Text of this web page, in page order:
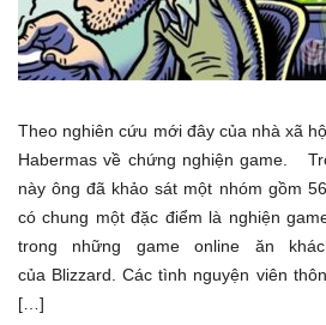
Theo nghiên cứu mới đây của nhà xã
Habermas về chứng nghiện game.
này ông đã khảo sát một nhóm gồm
có chung một đặc điểm là nghiện
trong những game online ăn
của Blizzard. Các tình nguyện viên
[…]